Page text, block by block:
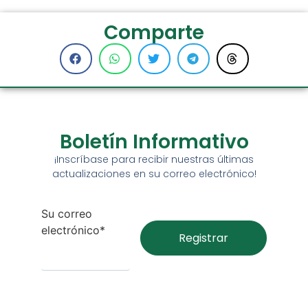
Comparte
Boletín Informativo
¡Inscríbase para recibir nuestras últimas
actualizaciones en su correo electrónico!
Su correo
electrónico*